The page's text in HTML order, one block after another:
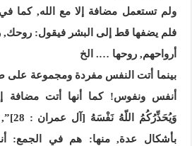
ولم تستعمل مضافة إلا مع الله, كما
فلم يضفها قط إلى البشر فيقول: روحك,
أرواحهم, روحها …. الخ
بينما أتت النفس مفردة ومجموعة
أنفس ونفوس! كما أنها أتت مضافة
بأشكال عدة, منها: هم في الجمع: